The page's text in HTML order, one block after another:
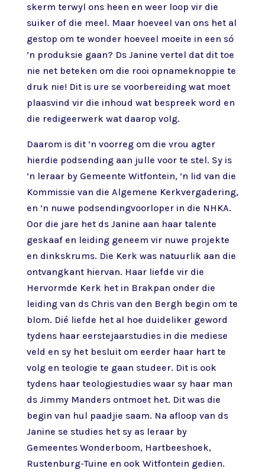
skerm terwyl ons heen en weer loop vir die
suiker of die meel. Maar hoeveel van ons het al
gestop om te wonder hoeveel moeite in een só
’n produksie gaan? Ds Janine vertel dat dit toe
nie net beteken om die rooi opnameknoppie te
druk nie! Dit is ure se voorbereiding wat moet
plaasvind vir die inhoud wat bespreek word en
die redigeerwerk wat daarop volg.
Daarom is dit ’n voorreg om die vrou agter
hierdie podsending aan julle voor te stel. Sy is
’n leraar by Gemeente Witfontein, ’n lid van die
Kommissie van die Algemene Kerkvergadering,
en ’n nuwe podsendingvoorloper in die NHKA.
Oor die jare het ds Janine aan haar talente
geskaaf en leiding geneem vir nuwe projekte
en dinkskrums. Die Kerk was natuurlik aan die
ontvangkant hiervan. Haar liefde vir die
Hervormde Kerk het in Brakpan onder die
leiding van ds Chris van den Bergh begin om te
blom. Dié liefde het al hoe duideliker geword
tydens haar eerstejaarstudies in die mediese
veld en sy het besluit om eerder haar hart te
volg en teologie te gaan studeer. Dit is ook
tydens haar teologiestudies waar sy haar man
ds Jimmy Manders ontmoet het. Dit was die
begin van hul paadjie saam. Na afloop van ds
Janine se studies het sy as leraar by
Gemeentes Wonderboom, Hartbeeshoek,
Rustenburg-Tuine en ook Witfontein gedien.